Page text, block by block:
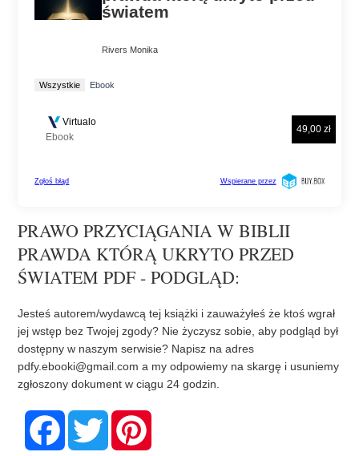
PRAWO PRZYCIĄGANIA W BIBLII
PRAWDA KTÓRĄ UKRYTO PRZED
ŚWIATEM PDF - PODGLĄD:
Jesteś autorem/wydawcą tej książki i zauważyłeś że ktoś wgrał
jej wstęp bez Twojej zgody? Nie życzysz sobie, aby podgląd był
dostępny w naszym serwisie? Napisz na adres
pdfy.ebooki@gmail.com a my odpowiemy na skargę i usuniemy
zgłoszony dokument w ciągu 24 godzin.
F
c
T
w
i